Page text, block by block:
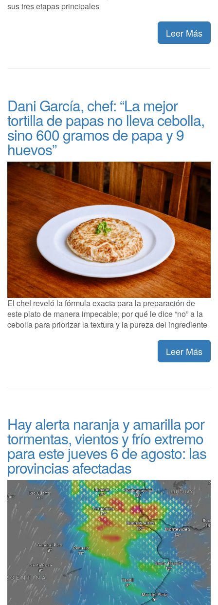
sus tres etapas principales
Leer Más
Dani García, chef: “La mejor
tortilla de papas no lleva cebolla,
sino 600 gramos de papa y 9
huevos”
El chef reveló la fórmula exacta para la preparación de
este plato de manera impecable; por qué le dice “no” a la
cebolla para priorizar la textura y la pureza del ingrediente
Leer Más
Hay alerta naranja y amarilla por
tormentas, vientos y frío extremo
para este jueves 6 de agosto: las
provincias afectadas